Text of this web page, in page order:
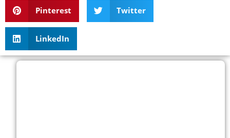
Pinterest Twitter
LinkedIn